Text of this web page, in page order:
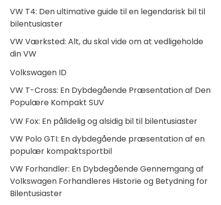
VW T4: Den ultimative guide til en legendarisk bil til
bilentusiaster
VW Værksted: Alt, du skal vide om at vedligeholde
din VW
Volkswagen ID
VW T-Cross: En Dybdegående Præsentation af Den
Populære Kompakt SUV
VW Fox: En pålidelig og alsidig bil til bilentusiaster
VW Polo GTI: En dybdegående præsentation af en
populær kompaktsportbil
VW Forhandler: En Dybdegående Gennemgang af
Volkswagen Forhandleres Historie og Betydning for
Bilentusiaster